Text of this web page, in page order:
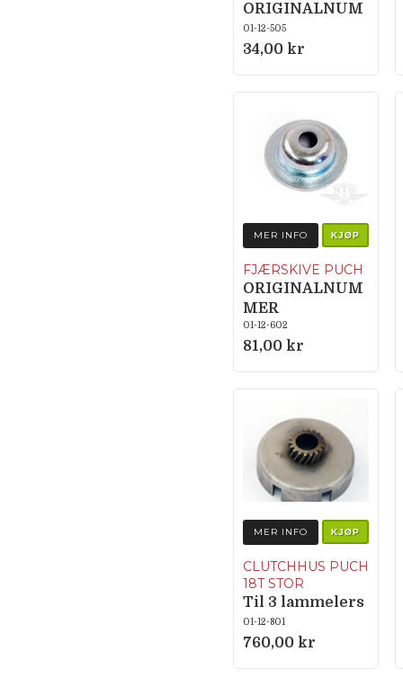
ORIGINALNUM
MER 050.1213
01-12-505
34,00 kr
MER INFO KJØP
FJÆRSKIVE PUCH
ORIGINALNUM
MER
362.1.12.007.1
01-12-602
81,00 kr
MER INFO KJØP
CLUTCHHUS PUCH
18T STOR
Til 3 lammelers
clutch
01-12-801
760,00 kr